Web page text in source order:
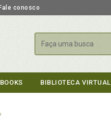
Fale conosco
Buscar
BIBLIOTECA VIRTUAL